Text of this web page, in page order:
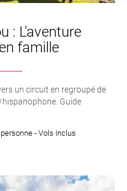
: L'aventure
famille
un circuit en regroupé de
Guide
- Vols Inclus